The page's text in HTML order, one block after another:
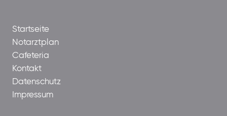
Startseite
Notarztplan
Cafeteria
Kontakt
Datenschutz
Impressum